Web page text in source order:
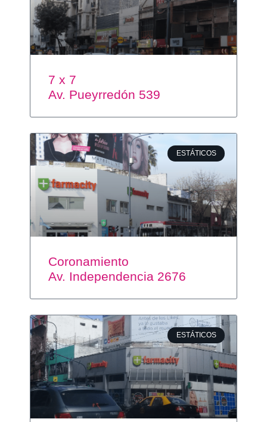
7 x 7
Av. Pueyrredón 539
ESTÁTICOS
Coronamiento
Av. Independencia 2676
ESTÁTICOS